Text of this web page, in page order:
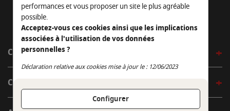
CÔTÉ OUTDOOR
CÔTÉ INDOOR
performances et vous proposer un site le plus agréable
possible.
Acceptez-vous ces cookies ainsi que les implications
associées à l'utilisation de vos données
personnelles ?
Déclaration relative aux cookies mise à jour le : 12/06/2023
Configurer
Continuer sans accepter